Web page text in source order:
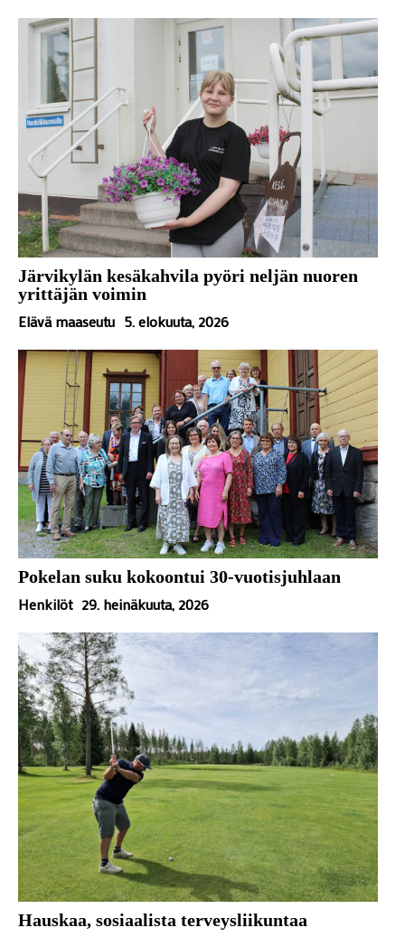
Järvikylän kesäkahvila pyöri neljän nuoren
yrittäjän voimin
Elävä maaseutu 5. elokuuta, 2026
Pokelan suku kokoontui 30-vuotisjuhlaan
Henkilöt 29. heinäkuuta, 2026
Hauskaa, sosiaalista terveysliikuntaa